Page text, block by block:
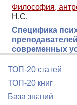
Философия,
Н.С.
Специфика
современных
ТОП-20 статей
ТОП-20 книг
База знаний